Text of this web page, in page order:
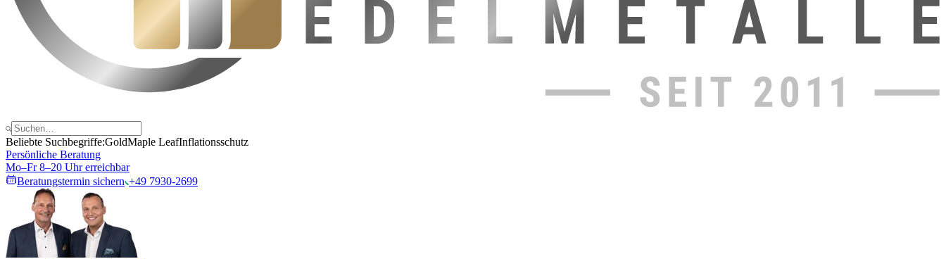
Beliebte Suchbegriffe:GoldMaple LeafInflationsschutz
Persönliche Beratung
Mo–Fr 8–20 Uhr erreichbar
Beratungstermin sichern +49 7930-2699